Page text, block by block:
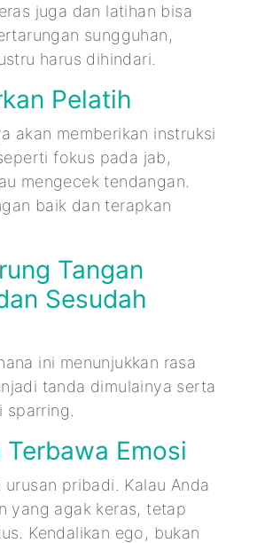
juga dan latihan bisa
sungguhan,
harus dihindari.
Pelatih
akan memberikan instruksi
fokus pada jab,
mengecek tendangan.
baik dan terapkan
Tangan
Sesudah
ini menunjukkan rasa
tanda dimulainya serta
sparring.
Terbawa Emosi
urusan pribadi. Kalau Anda
yang agak keras, tetap
Kendalikan ego, bukan